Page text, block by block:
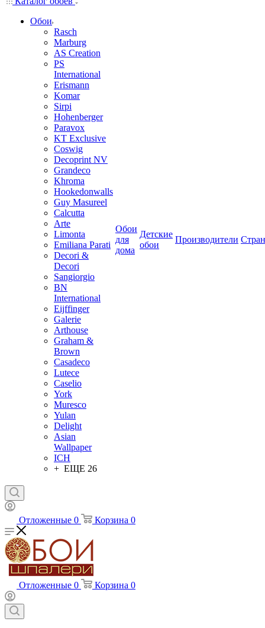
Обои
Rasch
Marburg
AS Creation
PS
International
Erismann
Komar
Sirpi
Hohenberger
Paravox
KT Exclusive
Coswig
Decoprint NV
Grandeco
Khroma
Hookedonwalls
Guy Masureel
Calcutta
Arte
Limonta
Emiliana Parati
Decori &
Decori
Sangiorgio
BN
International
Eijffinger
Galerie
Arthouse
Graham &
Brown
Casadeco
Lutece
Caselio
York
Muresco
Yulan
Delight
Asian
Wallpaper
ICH
+ ЕЩЕ 26
Обои
для
дома
Детские
обои
Производители
Отложенные 0 Корзина 0
Отложенные 0 Корзина 0